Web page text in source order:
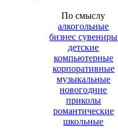
По смыслу
алкогольные
бизнес сувениры
детские
компьютерные
корпоративные
музыкальные
новогодние
приколы
романтические
школьные